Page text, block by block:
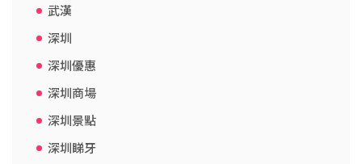
武漢
深圳
深圳優惠
深圳商場
深圳景點
深圳睇牙